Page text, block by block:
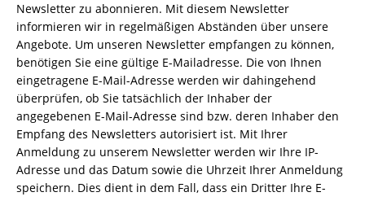
Newsletter zu abonnieren. Mit diesem Newsletter
informieren wir in regelmäßigen Abständen über unsere
Angebote. Um unseren Newsletter empfangen zu können,
benötigen Sie eine gültige E-Mailadresse. Die von Ihnen
eingetragene E-Mail-Adresse werden wir dahingehend
überprüfen, ob Sie tatsächlich der Inhaber der
angegebenen E-Mail-Adresse sind bzw. deren Inhaber den
Empfang des Newsletters autorisiert ist. Mit Ihrer
Anmeldung zu unserem Newsletter werden wir Ihre IP-
Adresse und das Datum sowie die Uhrzeit Ihrer Anmeldung
speichern. Dies dient in dem Fall, dass ein Dritter Ihre E-